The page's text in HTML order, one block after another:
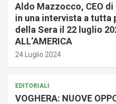
Aldo Mazzocco, CEO di
in una intervista a tutta
della Sera il 22 luglio
ALL’AMERICA
24 Luglio 2024
EDITORIALI
VOGHERA: NUOVE